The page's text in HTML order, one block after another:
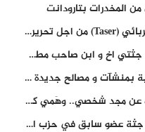
استعمال مسدس الصعق الكهربائي (Taser) من اجل تحرير شابة محتجزة
استنفار امني بعد العثور على جثتي اخ و ابن صاحب مطعم اسماك مشهور بطنجة
عيد العرش.. تعزيز البنية الأمنية بمنشآت و مصالح جديدة بكل من الحسيمة – فاس و الناظور
الملك محمد السادس: لم أبحث عن مجد شخصي.. وهَمي كرامة المغاربة
استنفار امني بعد العثور على جثة عضو سابق في حزب المصباح بالقنيطرة..